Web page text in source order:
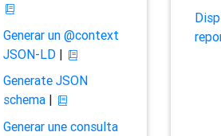
Generar un @context
JSON-LD|
Generate JSON
schema|
Generar une consulta